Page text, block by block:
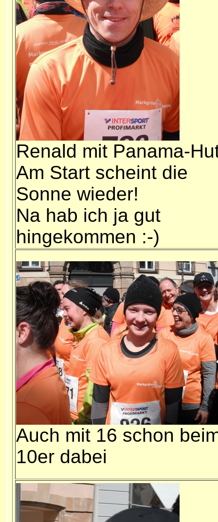
Renald mit Panama-
Am Start scheint die
Sonne wieder!
Na hab ich ja gut
hingekommen :-)
Auch mit 16 schon
10er dabei